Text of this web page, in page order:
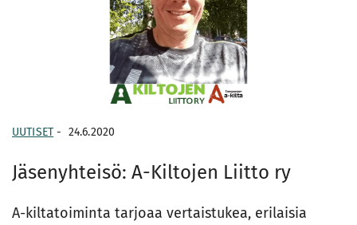
UUTISET - 24.6.2020
Jäsenyhteisö: A-Kiltojen Liitto ry
A-kiltatoiminta tarjoaa vertaistukea, erilaisia